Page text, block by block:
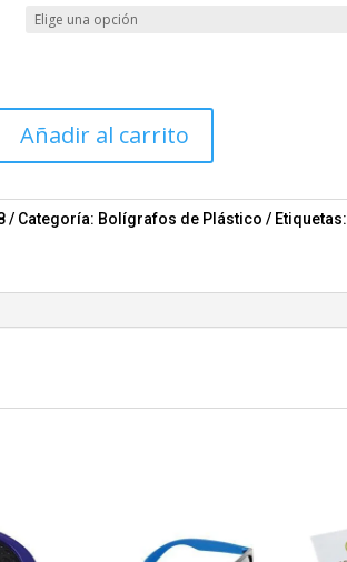
Añadir al carrito
Categoría: Bolígrafos de Plástico Etiquetas: